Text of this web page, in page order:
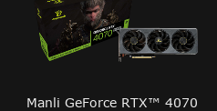
Manli GeForce RTX™ 4070